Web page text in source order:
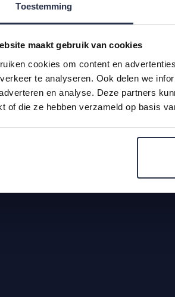
Toestemming
maakt gebruik van cookies
cookies om content en
te analyseren. Ook delen we
en analyse. Deze partners
of die ze hebben verzameld op basis
Care |Algemene voorwaarden